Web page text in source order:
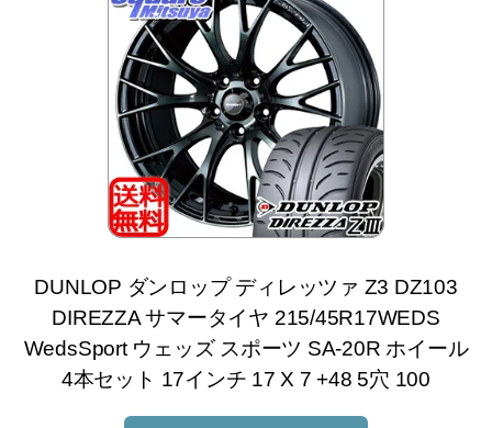
DUNLOP ダンロップ ディレッツァ Z3 DZ103
DIREZZA サマータイヤ 215/45R17WEDS
WedsSport ウェッズ スポーツ SA-20R ホイール
4本セット 17インチ 17 X 7 +48 5穴 100